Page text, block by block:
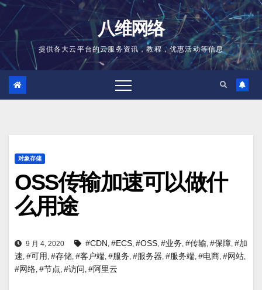
跳
容
八维网络
提供各大云平台的云服务资讯，教程，优惠活动等信息
对象存储
OSS传输加速可以做什
么用途
9 月 4, 2020 #CDN, #ECS, #OSS, #业务, #传输, #保障, #加
速, #可用 , #存储, #客户端, #服务, #服务器, #服务端, #电商, #网站,
#网络, #节点, #访问, #阿里云